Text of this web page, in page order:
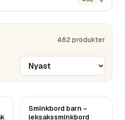
462 produkter
Sminkbord barn –
leksakssminkbord